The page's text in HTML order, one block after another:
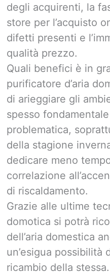
degli acquirenti, la
store per l’acquisto
difetti presenti e
qualità prezzo.
Quali benefici è in
purificatore d’aria
di arieggiare gli
spesso
problematica,
della stagione
dedicare meno
correlazione
di riscaldamento.
Grazie alle ultime
domotica si potrà
dell’aria domestica
un’esigua possibilità
ricambio della